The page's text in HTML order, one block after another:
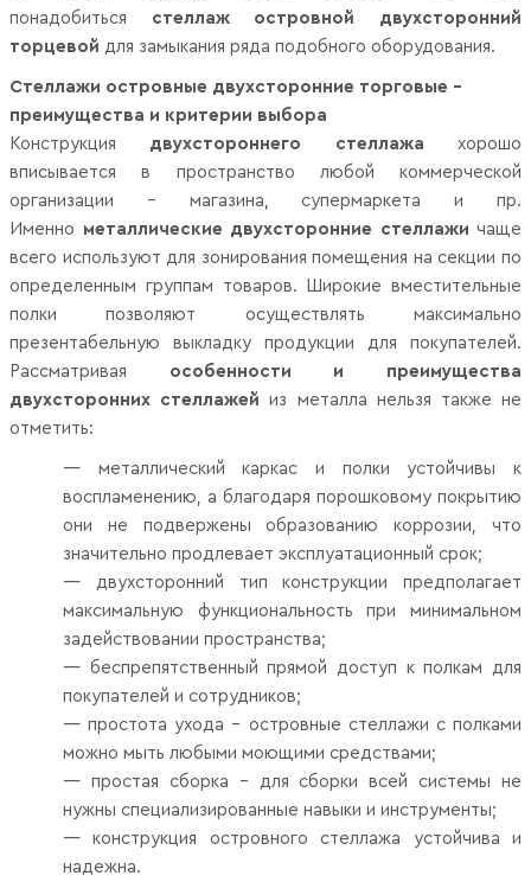
понадобиться стеллаж островной двухсторонний
торцевой для замыкания ряда подобного оборудования.
Стеллажи островные двухсторонние торговые –
преимущества и критерии выбора
Конструкция двухстороннего стеллажахорошо
вписывается в пространство любой коммерческой
организации – магазина, супермаркета и пр.
Именно металлические двухсторонние стеллажи чаще
всего используют для зонирования помещения на секции по
определенным группам товаров. Широкие вместительные
полки позволяют осуществлять максимально
презентабельную выкладку продукции для покупателей.
Рассматривая особенности и преимущества
двухсторонних стеллажей из металла нельзя также не
отметить:
— металлический каркас и полки устойчивы к
воспламенению, а благодаря порошковому покрытию
они не подвержены образованию коррозии, что
значительно продлевает эксплуатационный срок;
— двухсторонний тип конструкции предполагает
максимальную функциональность при минимальном
задействовании пространства;
— беспрепятственный прямой доступ к полкам для
покупателей и сотрудников;
— простота ухода – островные стеллажи с полками
можно мыть любыми моющими средствами;
— простая сборка – для сборки всей системы не
нужны специализированные навыки и инструменты;
— конструкция островного стеллажа устойчива и
надежна.